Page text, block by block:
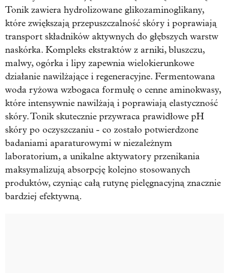
Tonik zawiera hydrolizowane glikozaminoglikany,
które zwiększają przepuszczalność skóry i poprawiają
transport składników aktywnych do głębszych warstw
naskórka. Kompleks ekstraktów z arniki, bluszczu,
malwy, ogórka i lipy zapewnia wielokierunkowe
działanie nawilżające i regeneracyjne. Fermentowana
woda ryżowa wzbogaca formułę o cenne aminokwasy,
które intensywnie nawilżają i poprawiają elastyczność
skóry. Tonik skutecznie przywraca prawidłowe pH
skóry po oczyszczaniu - co zostało potwierdzone
badaniami aparaturowymi w niezależnym
laboratorium, a unikalne aktywatory przenikania
maksymalizują absorpcję kolejno stosowanych
produktów, czyniąc całą rutynę pielęgnacyjną znacznie
bardziej efektywną.